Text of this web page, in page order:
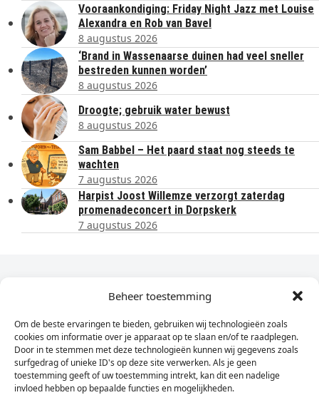
Beheer toestemming
Om de beste ervaringen te bieden, gebruiken wij technologieën zoals
cookies om informatie over je apparaat op te slaan en/of te raadplegen.
Door in te stemmen met deze technologieën kunnen wij gegevens zoals
surfgedrag of unieke ID's op deze site verwerken. Als je geen
toestemming geeft of uw toestemming intrekt, kan dit een nadelige
invloed hebben op bepaalde functies en mogelijkheden.
Vooraankondiging: Friday Night Jazz met Louise
Alexandra en Rob van Bavel
8 augustus 2026
‘Brand in Wassenaarse duinen had veel sneller
bestreden kunnen worden’
8 augustus 2026
Droogte; gebruik water bewust
8 augustus 2026
Sam Babbel – Het paard staat nog steeds te
wachten
7 augustus 2026
Harpist Joost Willemze verzorgt zaterdag
promenadeconcert in Dorpskerk
7 augustus 2026
Dagelijks het laatste nieuws in je e-mail?
Vul
hier
je
e-
Sign Up